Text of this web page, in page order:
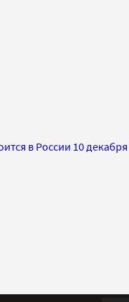
в России 10 декабря